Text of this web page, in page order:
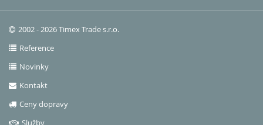
2002 - 2026 Timex Trade s.r.o.
Reference
Novinky
Kontakt
Ceny dopravy
Služby